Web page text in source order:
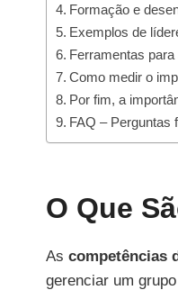
Formação e
Exemplos de
Ferramentas
Como medir o
Por fim, a
FAQ – Perguntas
O Que
As competências
gerenciar um